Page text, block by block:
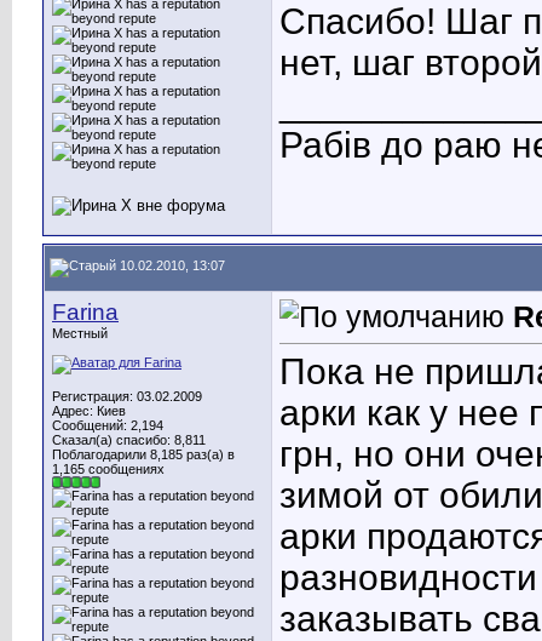
Спасибо! Шаг
нет, шаг
Рабів до раю
10.02.2010, 13:07
Farina
Местный
Регистрация: 03.02.2009
Адрес: Киев
Сообщений: 2,194
Сказал(а) спасибо: 8,811
Поблагодарили 8,185 раз(а) в
1,165 сообщениях
Пока не
арки как у
грн, но они
зимой от
арки
заказывать